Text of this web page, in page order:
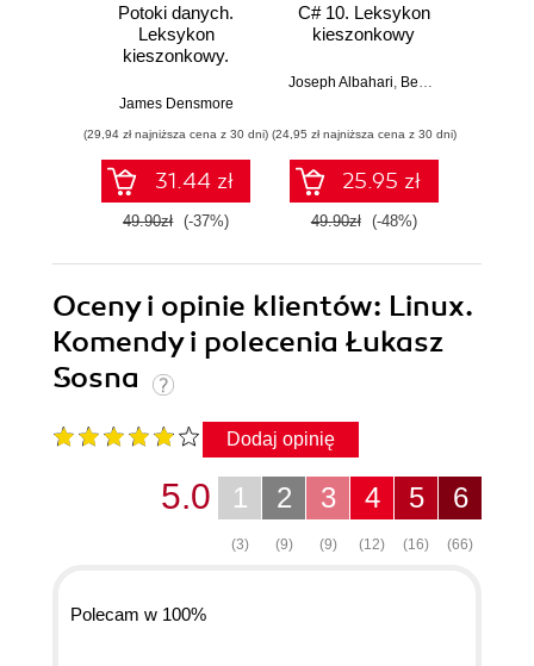
Potoki danych.
Leksykon
kieszonkowy.
przetwarzanie
potrzeby ich
analizy
James Densmore
(29,94 zł najniższa cena z 30 dni)
31.44 zł
49.90zł (-37%)
C# 10. Leksykon
kieszonkowy
Joseph Albahari, Ben Albahari
(24,95 zł najniższa cena z 30 dni)
25.95 zł
49.90zł (-48%)
Oceny i opinie klientów: Linux.
Komendy i polecenia Łukasz
Sosna
Dodaj opinię
6
(66)
5
(16)
4
(12)
3
(9)
2
(9)
1
(3)
5.0
Polecam w 100%